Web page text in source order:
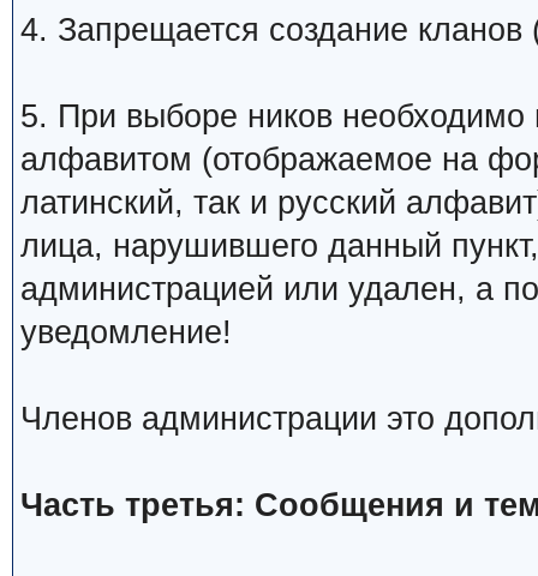
4. Запрещается создание
5. При выборе ников необходимо
алфавитом (отображаемое на
латинский, так и русский
лица, нарушившего данный
администрацией или удален, а
уведомление!
Членов администрации это
Часть третья: Сообщения и